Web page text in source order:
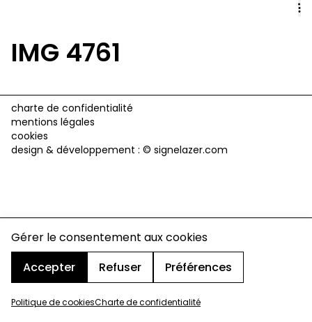
Gérer le consentement aux cookies
Accepter
Refuser Préférences
Politique de cookiesCharte de confidentialité
IMG 4761
charte de confidentialité
mentions légales
cookies
design & développement : © signelazer.com